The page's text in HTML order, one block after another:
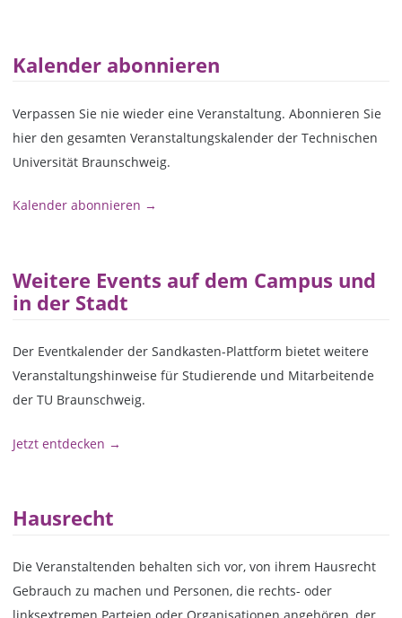
Kalender abonnieren
Verpassen Sie nie wieder eine Veranstaltung. Abonnieren Sie
hier den gesamten Veranstaltungskalender der Technischen
Universität Braunschweig.
Kalender abonnieren →
Weitere Events auf dem Campus und
in der Stadt
Der Eventkalender der Sandkasten-Plattform bietet weitere
Veranstaltungshinweise für Studierende und Mitarbeitende
der TU Braunschweig.
Jetzt entdecken →
Hausrecht
Die Veranstaltenden behalten sich vor, von ihrem Hausrecht
Gebrauch zu machen und Personen, die rechts- oder